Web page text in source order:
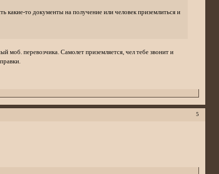
какие-то документы на получение или человек приземлиться и
моб. перевозчика. Самолет приземляется, чел тебе звонит и
5